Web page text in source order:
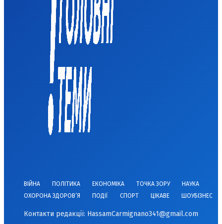
ВІЙНА ПОЛІТИКА ЕКОНОМІКА ТОЧКА ЗОРУ
НАУКА
ОХОРОНА ЗДОРОВ’Я
ПОДІЇ СПОРТ ЦІКАВЕ ШОУБІЗНЕС
Контакти редакції: HassamCarmignano341@gmail.com